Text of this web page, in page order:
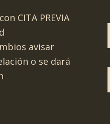
CITA PREVIA
avisar
o se dará